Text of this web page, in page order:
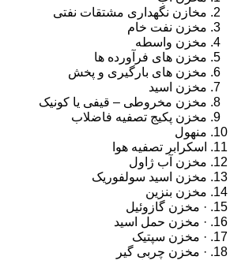
مخازن نگهداری مشتقات نفتی
مخزن نفت خام
مخزن واسطه
مخزن های فرآورده ها
مخزن های بارگیری و پخش
مخزن اسید
مخزن مخروطی – قیفی یا کونیک
مخزن پکیج تصفیه فاضلاب
منهول
اسکرابر تصفیه هوا
مخزن آب ژاول
مخزن اسید سولفوریک
مخزن بنزین
· مخزن گازوئیل
· مخزن حمل اسید
· مخزن سپتیک
· مخزن چربی گیر